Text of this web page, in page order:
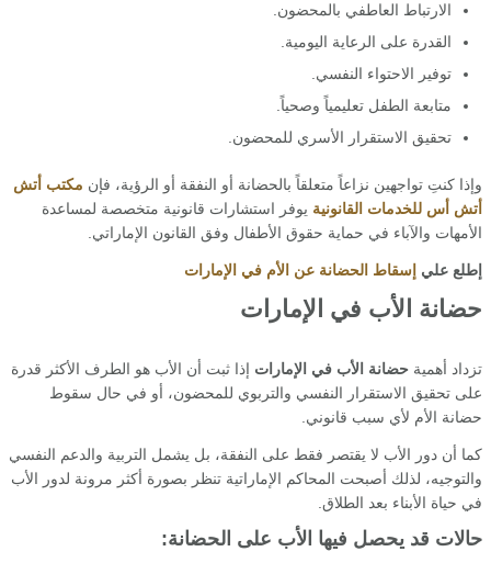
الارتباط العاطفي بالمحضون.
القدرة على الرعاية اليومية.
توفير الاحتواء النفسي.
متابعة الطفل تعليمياً وصحياً.
تحقيق الاستقرار الأسري للمحضون.
وإذا كنتِ تواجهين نزاعاً متعلقاً بالحضانة أو النفقة أو الرؤية، فإن مكتب أتش
أتش أس للخدمات القانونية يوفر استشارات قانونية متخصصة لمساعدة
الأمهات والآباء في حماية حقوق الأطفال وفق القانون الإماراتي.
إطلع علي إسقاط الحضانة عن الأم في الإمارات
حضانة الأب في الإمارات
تزداد أهمية حضانة الأب في الإمارات إذا ثبت أن الأب هو الطرف الأكثر قدرة
على تحقيق الاستقرار النفسي والتربوي للمحضون، أو في حال سقوط
حضانة الأم لأي سبب قانوني.
كما أن دور الأب لا يقتصر فقط على النفقة، بل يشمل التربية والدعم النفسي
والتوجيه، لذلك أصبحت المحاكم الإماراتية تنظر بصورة أكثر مرونة لدور الأب
في حياة الأبناء بعد الطلاق.
حالات قد يحصل فيها الأب على الحضانة: